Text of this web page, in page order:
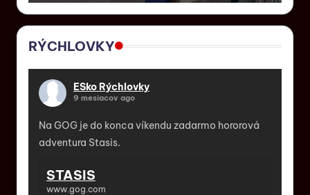
RÝCHLOVKY
ESko Rýchlovky
9 mesiacov ago
Na GOG je do konca víkendu zadarmo hororová
adventura Stasis.
STASIS
www.gog.com